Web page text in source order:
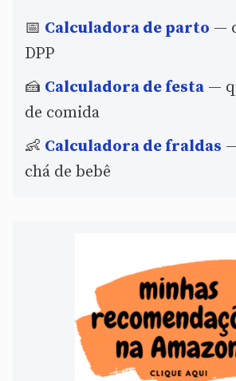
📅 Calculadora de parto —
DPP
🍰 Calculadora de festa —
de comida
👶 Calculadora de fraldas
chá de bebê